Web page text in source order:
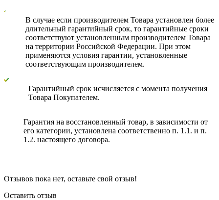
В случае если производителем Товара установлен более
длительный гарантийный срок, то гарантийные сроки
соответствуют установленным производителем Товара
на территории Российской Федерации. При этом
применяются условия гарантии, установленные
соответствующим производителем.
Гарантийный срок исчисляется с момента получения
Товара Покупателем.
Гарантия на восстановленный товар, в зависимости от
его категории, установлена соответственно п. 1.1. и п.
1.2. настоящего договора.
Отзывов пока нет, оставьте свой отзыв!
Оставить отзыв